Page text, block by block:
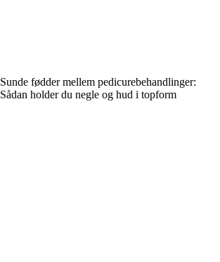
Sunde fødder mellem pedicurebehandlinger:
Sådan holder du negle og hud i topform